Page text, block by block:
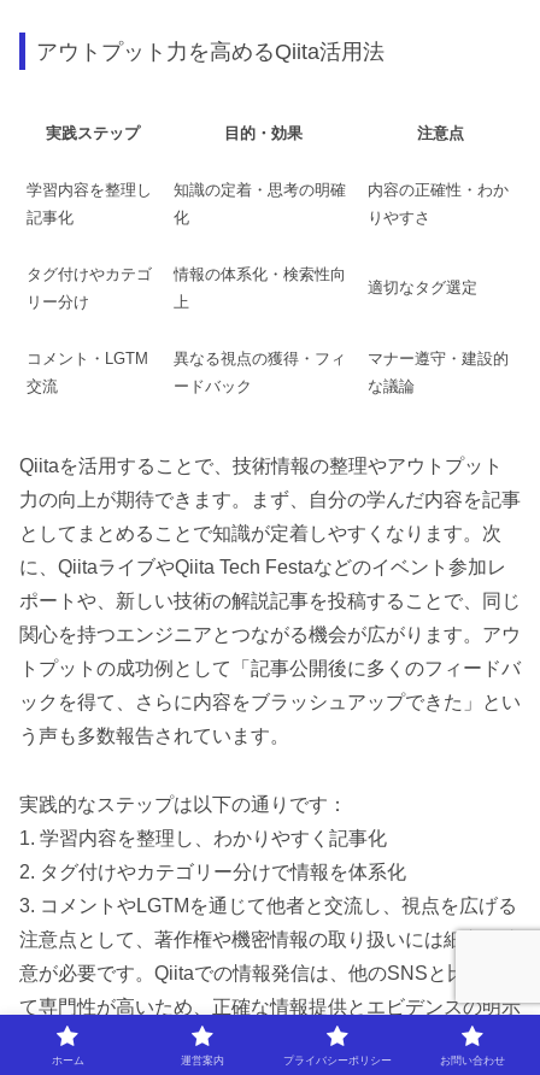
アウトプット力を高めるQiita活用法
実践ステップ 目的・効果 注意点
学習内容を整理し
記事化
知識の定着・思考の明確
化
内容の正確性・わか
りやすさ
タグ付けやカテゴ
リー分け
情報の体系化・検索性向
上
適切なタグ選定
コメント・LGTM
交流
異なる視点の獲得・フィ
ードバック
マナー遵守・建設的
な議論
Qiitaを活用することで、技術情報の整理やアウトプット
力の向上が期待できます。まず、自分の学んだ内容を記事
としてまとめることで知識が定着しやすくなります。次
に、QiitaライブやQiita Tech Festaなどのイベント参加レ
ポートや、新しい技術の解説記事を投稿することで、同じ
関心を持つエンジニアとつながる機会が広がります。アウ
トプットの成功例として「記事公開後に多くのフィードバ
ックを得て、さらに内容をブラッシュアップできた」とい
う声も多数報告されています。
実践的なステップは以下の通りです：
1. 学習内容を整理し、わかりやすく記事化
2. タグ付けやカテゴリー分けで情報を体系化
3. コメントやLGTMを通じて他者と交流し、視点を広げる
注意点として、著作権や機密情報の取り扱いには細心の注
意が必要です。Qiitaでの情報発信は、他のSNSと比較し
て専門性が高いため、正確な情報提供とエビデンスの明示
が重要です。
ホーム 運営案内 プライバシーポリシー お問い合わせ